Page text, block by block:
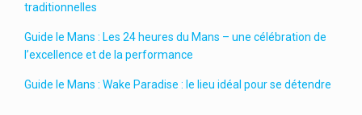
traditionnelles
Guide le Mans : Les 24 heures du Mans – une célébration de
l’excellence et de la performance
Guide le Mans : Wake Paradise : le lieu idéal pour se détendre